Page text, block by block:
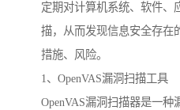
定期对计算机系统、软件、
描，从而发现信息安全存在
措施、风险。
1、OpenVAS漏洞扫描工具
OpenVAS漏洞扫描器是一